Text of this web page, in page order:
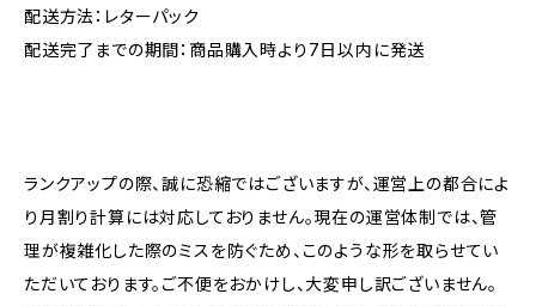
配送方法：レターパック
配送完了までの期間：商品購入時より7日以内に発送
ランクアップの際、誠に恐縮ではございますが、運営上の都合によ
り月割り計算には対応しておりません。現在の運営体制では、管
理が複雑化した際のミスを防ぐため、このような形を取らせてい
ただいております。ご不便をおかけし、大変申し訳ございません。